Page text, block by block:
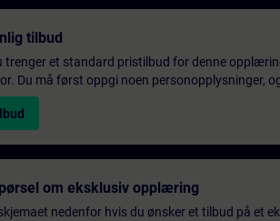
tilbud
trenger et standard pristilbud for denne
Du må først oppgi noen personopplysninger,
om eksklusiv opplæring
nedenfor hvis du ønsker et tilbud på et